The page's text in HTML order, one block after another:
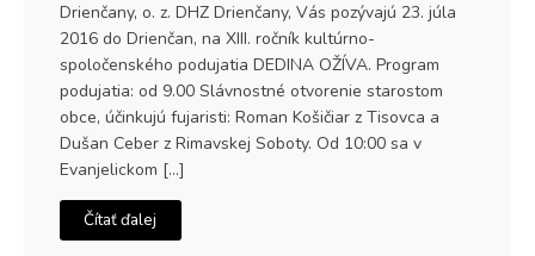
Drienčany, o. z. DHZ Drienčany, Vás pozývajú 23. júla
2016 do Drienčan, na XIII. ročník kultúrno-
spoločenského podujatia DEDINA OŽÍVA. Program
podujatia: od 9.00 Slávnostné otvorenie starostom
obce, účinkujú fujaristi: Roman Košičiar z Tisovca a
Dušan Ceber z Rimavskej Soboty. Od 10:00 sa v
Evanjelickom […]
Čítať ďalej